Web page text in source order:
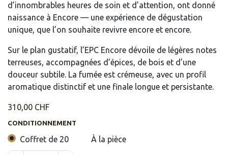
d’innombrables heures de soin et d’attention, ont donné
naissance à Encore — une expérience de dégustation
unique, que l’on souhaite revivre encore et encore.
Sur le plan gustatif, l’EPC Encore dévoile de légères notes
terreuses, accompagnées d’épices, de bois et d’une
douceur subtile. La fumée est crémeuse, avec un profil
aromatique distinctif et une finale longue et persistante.
310,00 CHF
CONDITIONNEMENT
Coffret de 20 À la pièce